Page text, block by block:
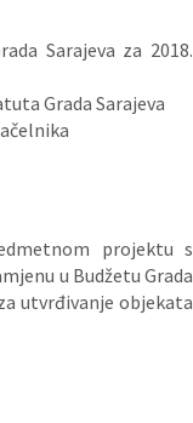
Sarajeva za 2018.
Grada Sarajeva
projektu s
u Budžetu Grada
utvrđivanje objekata